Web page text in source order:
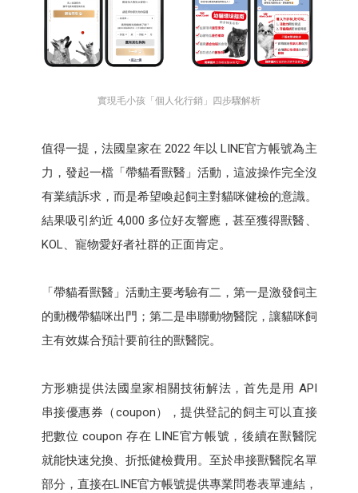
實現毛小孩「個人化行銷」四步驟解析
值得一提，法國皇家在 2022 年以 LINE官方帳號為主
力，發起一檔「帶貓看獸醫」活動，這波操作完全沒
有業績訴求，而是希望喚起飼主對貓咪健檢的意識。
結果吸引約近 4,000 多位好友響應，甚至獲得獸醫、
KOL、寵物愛好者社群的正面肯定。
「帶貓看獸醫」活動主要考驗有二，第一是激發飼主
的動機帶貓咪出門；第二是串聯動物醫院，讓貓咪飼
主有效媒合預計要前往的獸醫院。
方形糖提供法國皇家相關技術解法，首先是用 API
串接優惠券（coupon），提供登記的飼主可以直接
把數位 coupon 存在 LINE官方帳號，後續在獸醫院
就能快速兌換、折抵健檢費用。至於串接獸醫院名單
部分，直接在LINE官方帳號提供專業問卷表單連結，